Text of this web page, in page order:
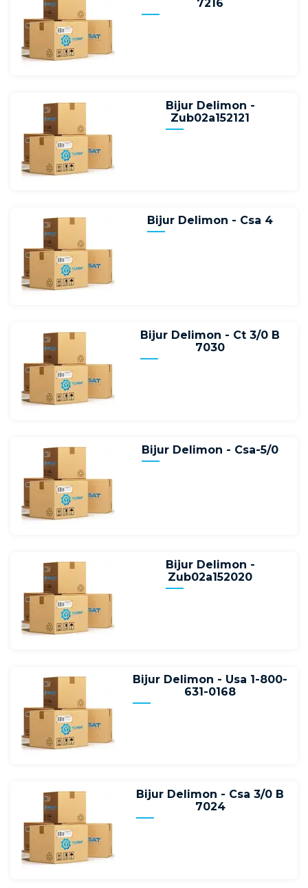
7216
Bijur Delimon -
Zub02a152121
Bijur Delimon - Csa 4
Bijur Delimon - Ct 3/0 B
7030
Bijur Delimon - Csa-5/0
Bijur Delimon -
Zub02a152020
Bijur Delimon - Usa 1-800-
631-0168
Bijur Delimon - Csa 3/0 B
7024